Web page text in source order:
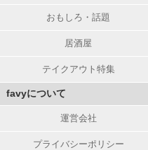
おもしろ・話題
居酒屋
テイクアウト特集
favyについて
運営会社
プライバシーポリシー